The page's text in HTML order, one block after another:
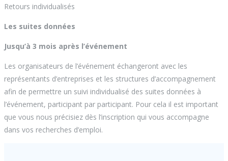
Retours individualisés
Les suites données
Jusqu’à 3 mois après l’événement
Les organisateurs de l’événement échangeront avec les
représentants d’entreprises et les structures d’accompagnement
afin de permettre un suivi individualisé des suites données à
l’événement, participant par participant. Pour cela il est important
que vous nous précisiez dès l’inscription qui vous accompagne
dans vos recherches d’emploi.